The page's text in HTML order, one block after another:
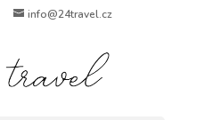
info@24travel.cz